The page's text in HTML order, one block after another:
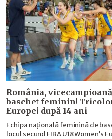
România,
baschet feminin!
Europei după 14 ani
Echipa națională feminină de
locul secund FIBA U18 Women’s